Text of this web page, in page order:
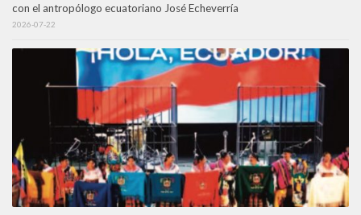
con el antropólogo ecuatoriano José Echeverría
2026-07-22